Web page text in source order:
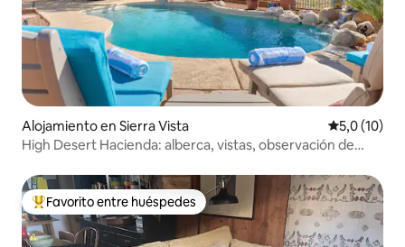
Alojamiento en Sierra Vista Calificación
5,0 (10)
High Desert Hacienda: alberca, vistas, observación de
Favorito entre los huéspedes más destacados
Favorito entre huéspedes